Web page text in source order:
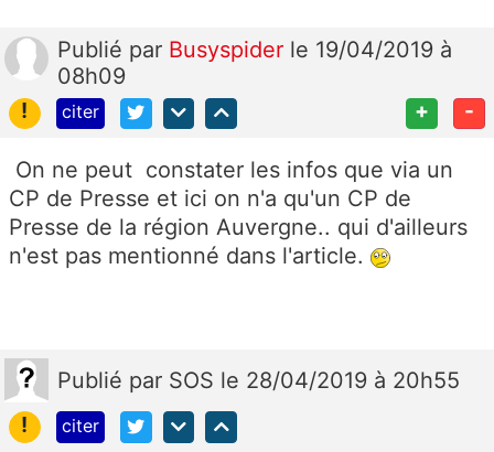
Publié par Busyspider le 19/04/2019 à
08h09
!
citer + -
On ne peut constater les infos que via un
CP de Presse et ici on n'a qu'un CP de
Presse de la région Auvergne.. qui d'ailleurs
n'est pas mentionné dans l'article.
Publié par SOS le 28/04/2019 à 20h55
!
citer